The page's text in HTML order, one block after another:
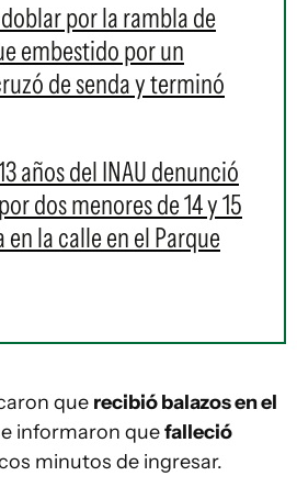
por la rambla de
embestido por un
de senda y terminó
años del INAU denunció
dos menores de 14 y 15
la calle en el Parque
que recibió balazos en el
informaron quefalleció
minutos de ingresar.